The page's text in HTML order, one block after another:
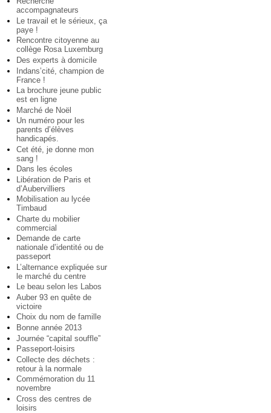
accompagnateurs
Le travail et le sérieux, ça
paye !
Rencontre citoyenne au
collège Rosa Luxemburg
Des experts à domicile
Indans’cité, champion de
France !
La brochure jeune public
est en ligne
Marché de Noël
Un numéro pour les
parents d’élèves
handicapés.
Cet été, je donne mon
sang !
Dans les écoles
Libération de Paris et
d’Aubervilliers
Mobilisation au lycée
Timbaud
Charte du mobilier
commercial
Demande de carte
nationale d’identité ou de
passeport
L’alternance expliquée sur
le marché du centre
Le beau selon les Labos
Auber 93 en quête de
victoire
Choix du nom de famille
Bonne année 2013
Journée “capital souffle”
Passeport-loisirs
Collecte des déchets :
retour à la normale
Commémoration du 11
novembre
Cross des centres de
loisirs